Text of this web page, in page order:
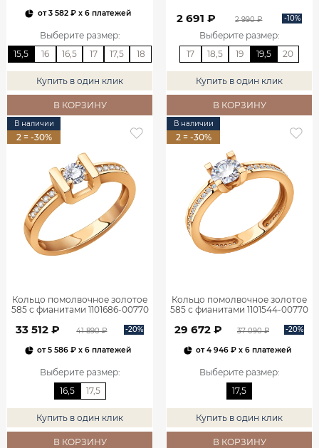
от3 582 ₽x 6 платежей
Выберите размер:
15,5
16 16,5 17 17,5 18
Купить в один клик
В КОРЗИНУ
2 691 ₽ 2 990 ₽ -10%
Выберите размер:
17
18,5 19 19,5 20
Купить в один клик
В КОРЗИНУ
В наличии
2 = -30%
Кольцо помолвочное золотое
585 с фианитами 1101686-00770
33 512 ₽ 41 890 ₽ -20%
от5 586 ₽ x 6 платежей
Выберите размер:
16,5
17,5
Купить в один клик
В КОРЗИНУ
В наличии
2 = -30%
Кольцо помолвочное золотое
585 с фианитами 1101544-00770
29 672 ₽ 37 090 ₽ -20%
от4 946 ₽ x 6 платежей
Выберите размер:
17,5
Купить в один клик
В КОРЗИНУ